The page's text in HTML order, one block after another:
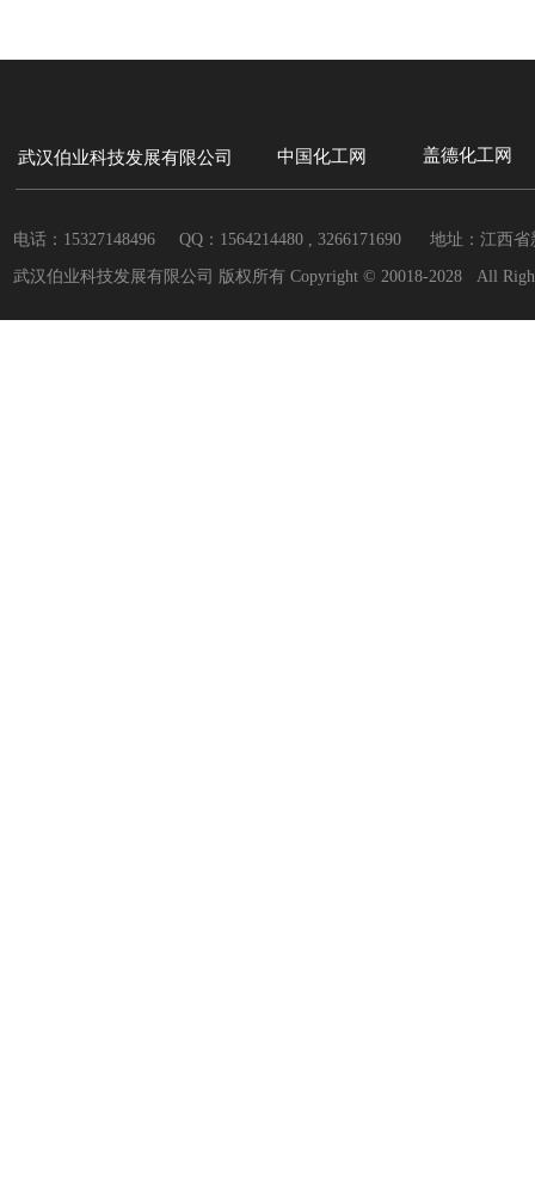
武汉伯业科技发展有限公司 中国化工网 盖德化工网
电话：15327148496 QQ： 1564214480 , 3266171690 地址：江西省
武汉伯业科技发展有限公司 版权所有 Copyright © 20018-2028 All